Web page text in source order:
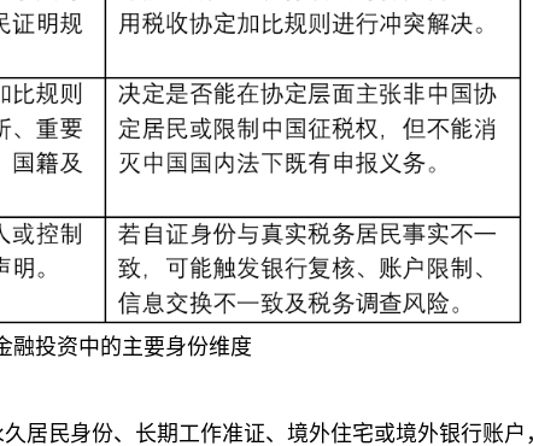
融投资中的主要身份维度
居民身份、长期工作准证、境外住宅或境外银行账